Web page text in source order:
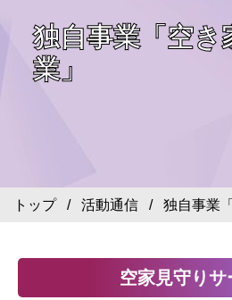
独自事業「空き
業」
トップ/ 活動通信 / 独自事業「
空家見守りサ